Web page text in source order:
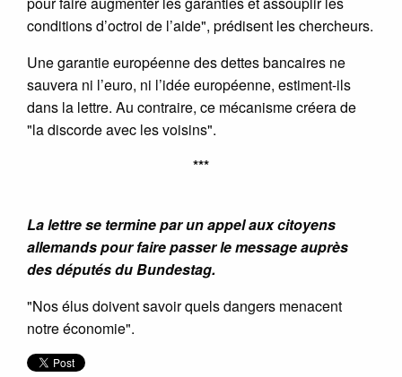
conditions d’octroi de l’aide", prédisent les chercheurs.
Une garantie européenne des dettes bancaires ne
sauvera ni l’euro, ni l’idée européenne, estiment-ils
dans la lettre. Au contraire, ce mécanisme créera de
"la discorde avec les voisins".
***
La lettre se termine par un appel aux citoyens
allemands pour faire passer le message auprès
des députés du Bundestag.
"Nos élus doivent savoir quels dangers menacent
notre économie".